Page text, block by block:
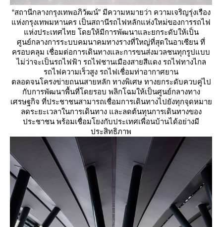
“สถานีกลางกรุงเทพอภิวัฒน์” มีความหมายว่า ความเจริญรุ่งเรือง
ห่งกรุงเทพมหานคร เป็นสถานีรถไฟหลักแห่งใหม่ของการรถไฟ
ห่งประเทศไทย โดยให้มีการพัฒนาและยกระดับให้เป็น
ศูนย์กลางการระบบคมนาคมทางรางที่ใหญ่ที่สุดในอาเซียน ที่
ครอบคลุม เชื่อมต่อการเดินทางและการขนส่งมวลชนทุกรูปแบบ
ไม่ว่าจะเป็นรถไฟฟ้า รถไฟชานเมืองสายสีแดง รถไฟทางไกล
รถไฟความเร็วสูง รถไฟเชื่อมท่าอากาศยาน
ตลอดจนโครงข่ายถนนสายหลัก ทางพิเศษ ทางยกระดับควบคู่ไป
กับการพัฒนาพื้นที่โดยรอบ พลิกโฉมให้เป็นศูนย์กลางทาง
เศรษฐกิจ ที่ประชาชนสามารถเชื่อมการเดินทางไปยังทุกจุดหมา
ลดระยะเวลาในการเดินทาง และลดต้นทุนการเดินทางของ
ประชาชน พร้อมเชื่อมโยงกับประเทศเพื่อนบ้านได้อย่างมี
ประสิทธิภาพ